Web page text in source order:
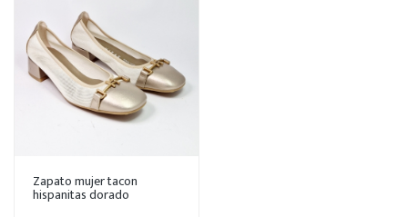
Zapato mujer tacon
hispanitas dorado